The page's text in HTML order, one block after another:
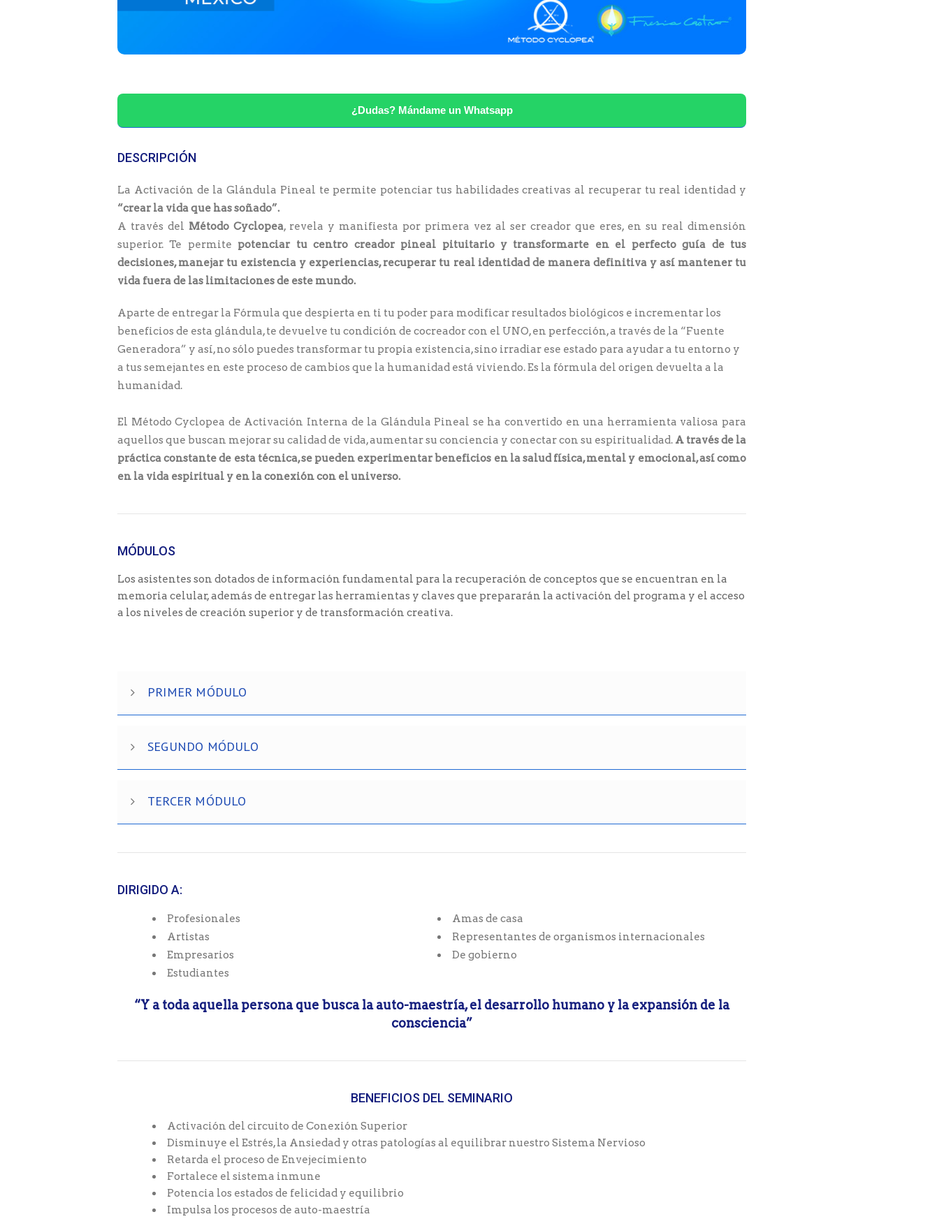
¿Dudas? Mándame un Whatsapp
DESCRIPCIÓN
La Activación de la Glándula Pineal te permite potenciar tus habilidades creativas al recuperar tu real identidad y
“crear la vida que has soñado”.
A través del Método Cyclopea, revela y manifiesta por primera vez al ser creador que eres, en su real dimensión
superior. Te permite potenciar tu centro creador pineal pituitario y transformarte en el perfecto guía de tus
decisiones, manejar tu existencia y experiencias, recuperar tu real identidad de manera definitiva y así mantener tu
vida fuera de las limitaciones de este mundo.
Aparte de entregar la Fórmula que despierta en ti tu poder para modificar resultados biológicos e incrementar los
beneficios de esta glándula, te devuelve tu condición de cocreador con el UNO, en perfección, a través de la “Fuente
Generadora” y así, no sólo puedes transformar tu propia existencia, sino irradiar ese estado para ayudar a tu entorno y
a tus semejantes en este proceso de cambios que la humanidad está viviendo. Es la fórmula del origen devuelta a la
humanidad.
El Método Cyclopea de Activación Interna de la Glándula Pineal se ha convertido en una herramienta valiosa para
aquellos que buscan mejorar su calidad de vida, aumentar su conciencia y conectar con su espiritualidad. A través de la
práctica constante de esta técnica, se pueden experimentar beneficios en la salud física, mental y emocional, así como
en la vida espiritual y en la conexión con el universo.
MÓDULOS
Los asistentes son dotados de información fundamental para la recuperación de conceptos que se encuentran en la
memoria celular, además de entregar las herramientas y claves que prepararán la activación del programa y el acceso
a los niveles de creación superior y de transformación creativa.
PRIMER MÓDULO
SEGUNDO MÓDULO
TERCER MÓDULO
DIRIGIDO A:
Profesionales
Artistas
Empresarios
Estudiantes
Amas de casa
Representantes de organismos internacionales
De gobierno
“Y a toda aquella persona que busca la auto-maestría, el desarrollo humano y la expansión de la
consciencia”
BENEFICIOS DEL SEMINARIO
Activación del circuito de Conexión Superior
Disminuye el Estrés, la Ansiedad y otras patologías al equilibrar nuestro Sistema Nervioso
Retarda el proceso de Envejecimiento
Fortalece el sistema inmune
Potencia los estados de felicidad y equilibrio
Impulsa los procesos de auto-maestría